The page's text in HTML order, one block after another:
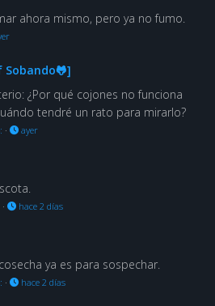
ahora mismo, pero ya no fumo.
Sobando🐸]
¿Por qué cojones no funciona
tendré un rato para mirarlo?
· ayer
· hace 2 días
ya es para sospechar.
· hace 2 días